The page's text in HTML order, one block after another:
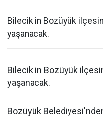
Bilecik'in Bozüyük
yaşanacak.
Bilecik'in Bozüyük
yaşanacak.
Bozüyük